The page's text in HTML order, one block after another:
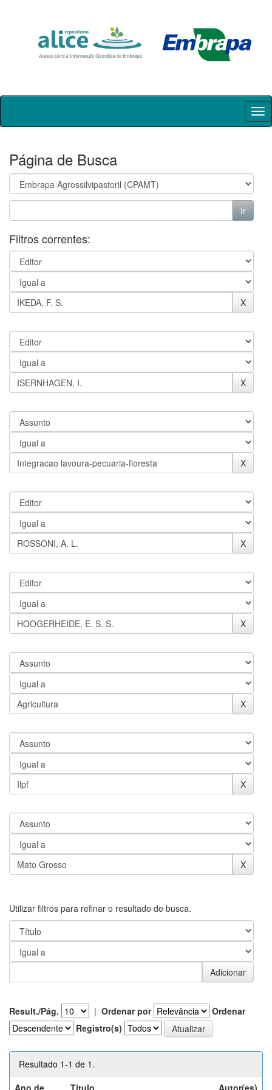
Skip
Página de Busca
Filtros correntes:
Utilizar filtros para refinar o resultado de busca.
Result./Pág. | Ordenar por
Ordenar
Registro(s)
Resultado 1-1 de 1.
Ano de
Título Autor(es)